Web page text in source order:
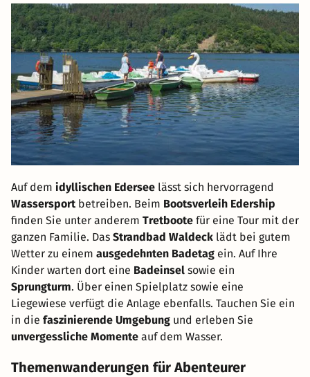
Auf dem idyllischen Edersee lässt sich hervorragend
Wassersport betreiben. Beim Bootsverleih Edership
finden Sie unter anderem Tretboote für eine Tour mit der
ganzen Familie. Das Strandbad Waldeck lädt bei gutem
Wetter zu einem ausgedehnten Badetag ein. Auf Ihre
Kinder warten dort eine Badeinsel sowie ein
Sprungturm. Über einen Spielplatz sowie eine
Liegewiese verfügt die Anlage ebenfalls. Tauchen Sie ein
in die faszinierende Umgebung und erleben Sie
unvergessliche Momente auf dem Wasser.
Themenwanderungen für Abenteurer